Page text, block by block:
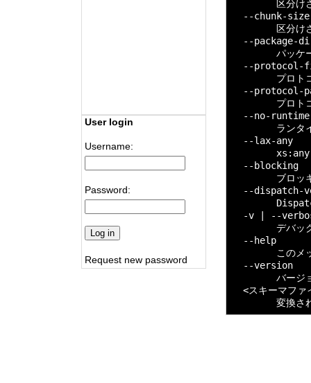
区分け
--chunk-size
区分け
--package-
パッケ
--protocol-
プロト
--protocol-
プロト
  --no-runtime
ランタ
  --lax-any
xs:any
  --blocking
ブロッ
--dispatch-
-v | --
デバッ
  --help
このメ
  --version
バージ
<スキーマファ
変換さ
User login
Username:
Password:
Request new password